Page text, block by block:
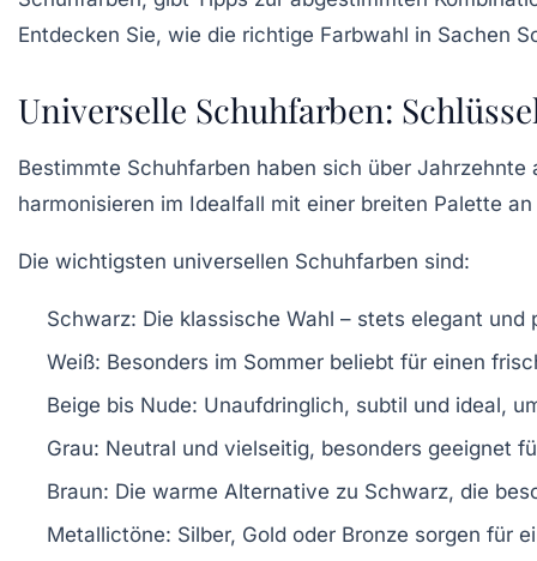
Entdecken Sie, wie die richtige Farbwahl in Sachen
Universelle Schuhfarben:
Bestimmte Schuhfarben haben sich über
harmonisieren im Idealfall mit einer breiten Palette
Die wichtigsten universellen Schuhfarben sind:
Schwarz: Die klassische Wahl – stets elegant
Weiß: Besonders im Sommer beliebt für einen
Beige bis Nude: Unaufdringlich, subtil und ideal,
Grau: Neutral und vielseitig, besonders geeignet
Braun: Die warme Alternative zu Schwarz, die
Metallictöne: Silber, Gold oder Bronze sorgen für